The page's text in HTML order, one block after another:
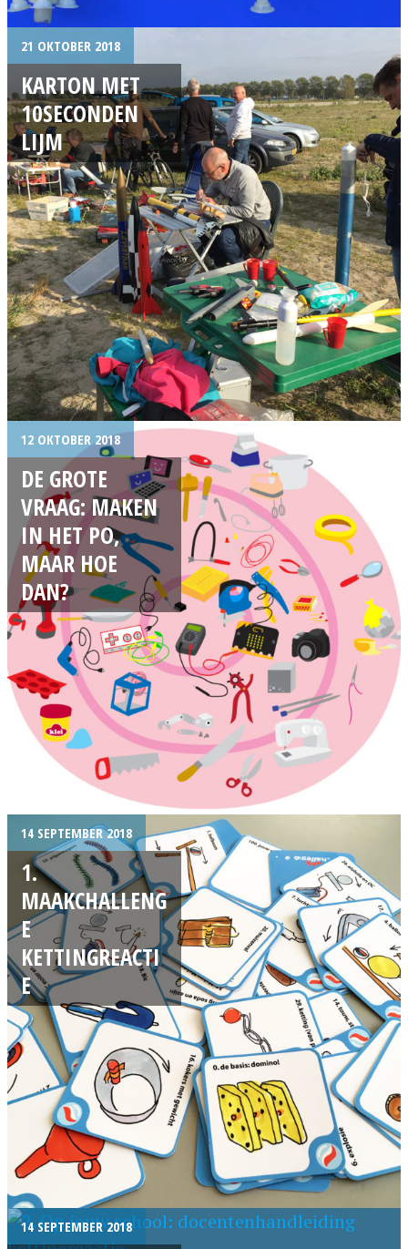
21 OKTOBER 2018
KARTON MET
10SECONDEN
LIJM
12 OKTOBER 2018
DE GROTE
VRAAG: MAKEN
IN HET PO,
MAAR HOE
DAN?
14 SEPTEMBER 2018
1.
MAAKCHALLENG
E
KETTINGREACTI
E
14 SEPTEMBER 2018